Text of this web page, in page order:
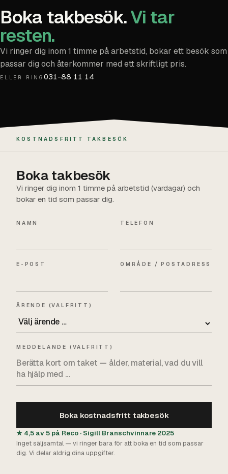
Boka takbesök.Vi tar
resten.
Vi ringer dig inom 1 timme på arbetstid, bokar ett besök som
passar dig och återkommer med ett skriftligt pris.
ELLER RING 031-88 11 14
KOSTNADSFRITT TAKBESÖK
Boka takbesök
Vi ringer dig inom 1 timme på arbetstid (vardagar) och
bokar en tid som passar dig.
NAMN TELEFON
E-POST OMRÅDE / POSTADRESS
ÄRENDE (VALFRITT)
MEDDELANDE (VALFRITT)
Boka kostnadsfritt takbesök
★ 4,5 av 5 på Reco · Sigill Branschvinnare 2025
Inget säljsamtal — vi ringer bara för att boka en tid som passar
dig. Vi delar aldrig dina uppgifter.